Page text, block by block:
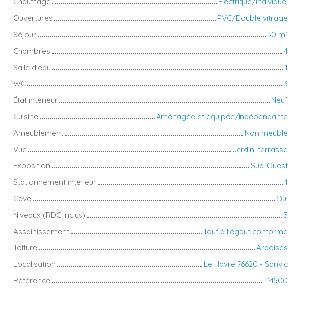
Ouvertures
PVC/Double vitrage
Séjour
30 m²
Chambres
4
Salle d'eau
1
WC
3
État intérieur
Neuf
Cuisine
Aménagée et équipée/Indépendante
Ameublement
Non meublé
Vue
Jardin, terrasse
Exposition
Sud-Ouest
Stationnement intérieur
1
Cave
Oui
Niveaux (RDC inclus)
3
Assainissement
Tout à l'égout conforme
Toiture
Ardoises
Localisation
Le Havre 76620 - Sanvic
Référence
LM500